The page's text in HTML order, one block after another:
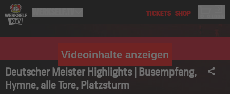
Videoinhalte anzeigen
Deutscher Meister Highlights | Busempfang,
Hymne, alle Tore, Platzsturm